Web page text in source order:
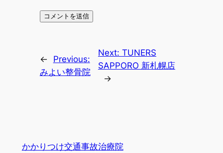
←
Previous:
みよい整骨院
Next: TUNERS
SAPPORO 新札幌店
→
かかりつけ交通事故治療院